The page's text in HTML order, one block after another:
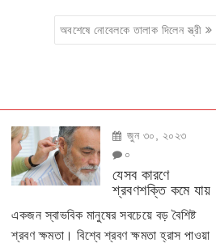
অবশেষে নোবেলকে তালাক দিলেন স্ত্রী
জুন ৩০, ২০২৩
০
যেসব কারণে
শ্রবণশক্তি কমে যায়
একজন স্বাভবিক মানুষের সবচেয়ে বড় বৈশিষ্ট
শ্রবণ ক্ষমতা। বিশ্বে শ্রবণ ক্ষমতা হ্রাস পাওয়া